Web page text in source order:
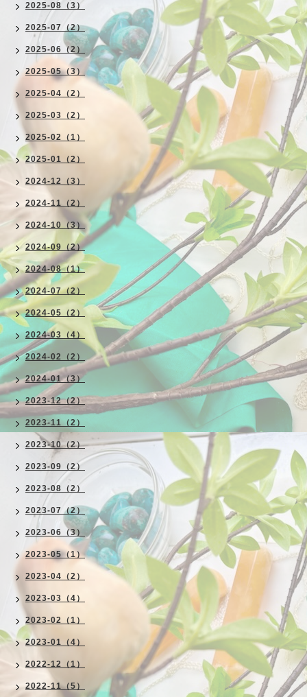
2025-08（3）
2025-07（2）
2025-06（2）
2025-05（3）
2025-04（2）
2025-03（2）
2025-02（1）
2025-01（2）
2024-12（3）
2024-11（2）
2024-10（3）
2024-09（2）
2024-08（1）
2024-07（2）
2024-05（2）
2024-03（4）
2024-02（2）
2024-01（3）
2023-12（2）
2023-11（2）
2023-10（2）
2023-09（2）
2023-08（2）
2023-07（2）
2023-06（3）
2023-05（1）
2023-04（2）
2023-03（4）
2023-02（1）
2023-01（4）
2022-12（1）
2022-11（5）